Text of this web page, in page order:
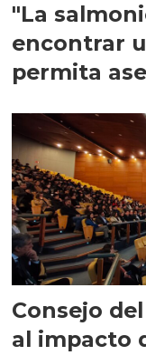
"La
encontrar
permita
Consejo
al impacto